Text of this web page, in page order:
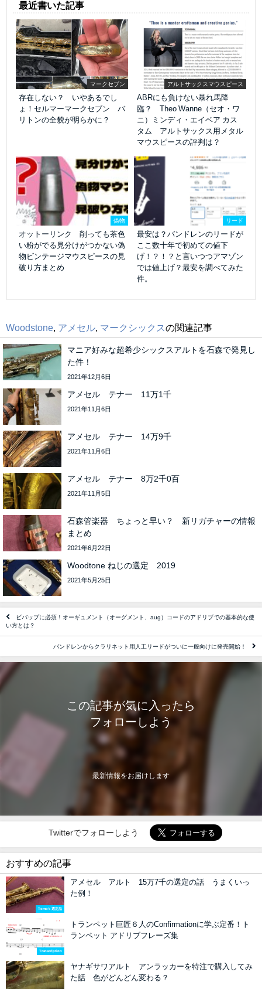
最近書いた記事
マークセブン
存在しない？ いやあるでし
ょ！セルマーマークセブン バ
リトンの全貌が明らかに？
アルトサックスマウスピース
ABRにも負けない暴れ馬降
臨？ Theo Wanne（セオ・ワ
ニ）ミンディ・エイベア カス
タム アルトサックス用メタル
マウスピースの評判は？
偽物
オットーリンク 削っても茶色
い粉がでる見分けがつかない偽
物ビンテージマウスピースの見
破り方まとめ
リード
最安は？バンドレンのリードが
ここ数十年で初めての値下
げ！？！？と言いつつアマゾン
では値上げ？最安を調べてみた
件。
Woodstone, アメセル, マークシックスの関連記事
マニア好みな超希少シックスアルトを石森で発見し
た件！
2021年12月6日
アメセル テナー 11万1千
2021年11月6日
アメセル テナー 14万9千
2021年11月6日
アメセル テナー 8万2千0百
2021年11月5日
石森管楽器 ちょっと早い？ 新リガチャーの情報
まとめ
2021年6月22日
Woodtone ねじの選定 2019
2021年5月25日
ビバップに必須！オーギュメント（オーグメント、aug）コードのアドリブでの基本的な使
い方とは？
バンドレンからクラリネット用人工リードがついに一般向けに発売開始！
この記事が気に入ったら
フォローしよう
最新情報をお届けします
Twitterでフォローしよう
おすすめの記事
Tomo's 選定品
アメセル アルト 15万7千の選定の話 うまくいっ
た例！
Transcription
トランペット巨匠６人のConfirmationに学ぶ定番！ト
ランペット アドリブフレーズ集
ヤナギサワアルト アンラッカーを特注で購入してみ
た話 色がどんどん変わる？